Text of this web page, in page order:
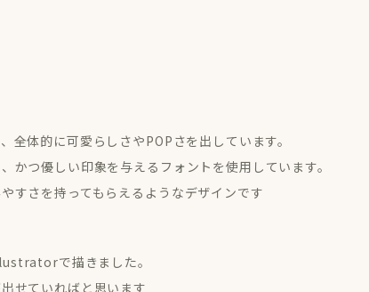
全体的に可愛らしさやPOPさを出しています。
かつ優しい印象を与えるフォントを使用しています。
すさを持ってもらえるようなデザインです
で描きました。
せていればと思います